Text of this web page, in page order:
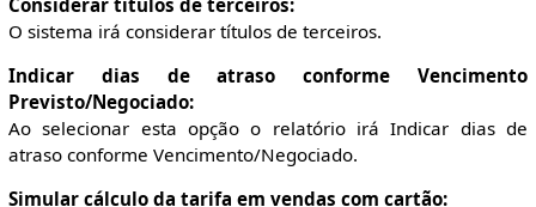
O sistema irá considerar títulos de terceiros.
Indicar dias de atraso conforme Vencimento
Previsto/Negociado:
Ao selecionar esta opção o relatório irá Indicar dias de
atraso conforme Vencimento/Negociado.
Simular cálculo da tarifa em vendas com cartão: